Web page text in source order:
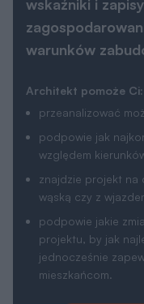
wskaźniki i
warunków
Architekt pomoże Ci:
przeanalizować
podpowie jak
względem
znajdzie projekt na
wąską czy z
podpowie jakie
projektu, by jak
jednocześnie
mieszkańcom.